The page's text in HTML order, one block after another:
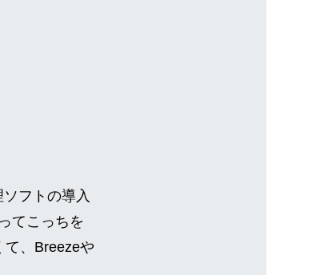
フトの導入
てこっちを
て、Breezeや